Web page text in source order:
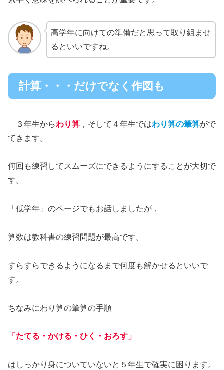
高学年に向けての準備だと思って取り組ませ
るといいですね。
計算・・・だけでなく作図も
３年生からわり算 ，そして４年生ではわり算の筆算がで
てきます。
何回も練習してスムーズにできるようにすることが大切で
す。
「低学年」のページでもお話しましたが，
算数は教科書の練習問題が最高です。
すらすらできるようになるまで何度も解かせるといいで
す。
ちなみにわり算の筆算の手順
「たてる・かける・ひく・おろす」
はしっかり身についていないと５年生で確実に困ります。